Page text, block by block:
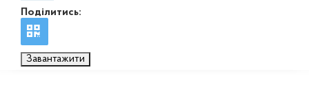
Поділитись:
Завантажити